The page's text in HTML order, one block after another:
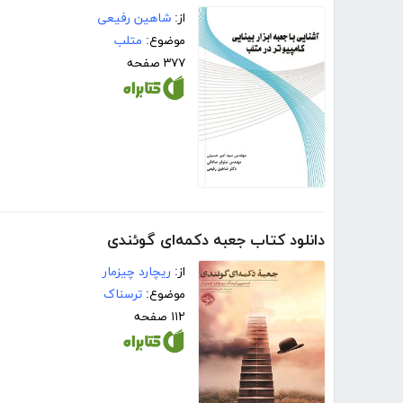
از: شاهین رفیعی
موضوع: متلب
۳۷۷ صفحه
دانلود کتاب جعبه دکمه‌ای گوئندی
از: ریچارد چیزمار
موضوع: ترسناک
۱۱۲ صفحه